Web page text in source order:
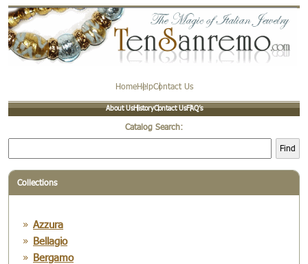
HomeHelpContact Us
About UsHistoryContact UsFAQ’s
Catalog Search:
Find
Collections
Azzura
Bellagio
Bergamo